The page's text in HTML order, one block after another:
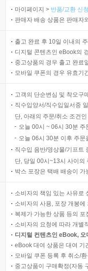
마이페이지 > 반품/교환 신
판매자 배송 상품은 판매자
출고 완료 후 10일 이내의
디지털 콘텐츠인 eBook의
중고상품의 경우 출고 완료
모바일 쿠폰의 경우 유효기
고객의 단순변심 및 착오구
직수입양서/직수입일서중
단, 아래의 주문/취소 조건
오늘 00시 ~ 06시 30분
오늘 06시 30분 이후 주
직수입 음반/영상물/기프트
단, 당일 00시~13시 사이의
박스 포장은 택배 배송이
소비자의 책임 있는 사유로
소비자의 사용, 포장 개봉
복제가 가능한 상품 등의
소비자의 요청에 따라 개별
디지털 컨텐츠인 eBook,
eBook 대여 상품은 대여 기
모바일 쿠폰 등록 후 취소/
중고상품이 구매확정(자동